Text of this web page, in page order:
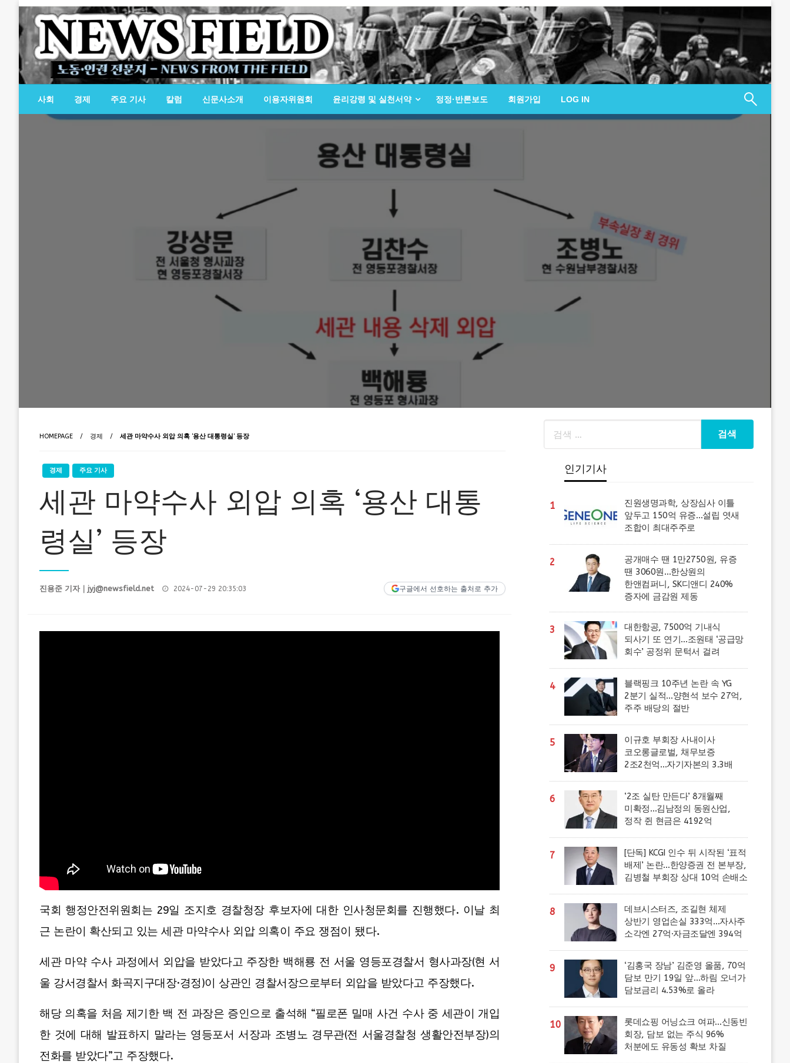
content
뉴스필드
노동·인권 전문지
사회 경제 주요 기사 칼럼 신문사소개 이용자위원회 윤리강령 및 실천서약 정정·반론보도 회원가입 LOG IN
HOMEPAGE 경제 세관 마약수사 외압 의혹 ‘용산 대통령실’ 등장
경제 주요 기사
세관 마약수사 외압 의혹 ‘용산 대통
령실’ 등장
구글에서 선호하는 출처로 추가
진용준 기자｜ jyj@newsfield.net
Posted
2024-07-29 20:35:03
국회 행정안전위원회는 29일 조지호 경찰청장 후보자에 대한 인사청문회를 진행했다. 이날 최
근 논란이 확산되고 있는 세관 마약수사 외압 의혹이 주요 쟁점이 됐다.
세관 마약 수사 과정에서 외압을 받았다고 주장한 백해룡 전 서울 영등포경찰서 형사과장(현 서
울 강서경찰서 화곡지구대장·경정)이 상관인 경찰서장으로부터 외압을 받았다고 주장했다.
해당 의혹을 처음 제기한 백 전 과장은 증인으로 출석해 “필로폰 밀매 사건 수사 중 세관이 개입
한 것에 대해 발표하지 말라는 영등포서 서장과 조병노 경무관(전 서울경찰청 생활안전부장)의
전화를 받았다”고 주장했다.
인기기사
1
진원생명과학, 상장심사 이틀
앞두고 150억 유증…설립 엿새
조합이 최대주주로
2
공개매수 땐 1만2750원, 유증
땐 3060원…한상원의
한앤컴퍼니, SK디앤디 240%
증자에 금감원 제동
3
대한항공, 7500억 기내식
되사기 또 연기…조원태 ‘공급망
회수’ 공정위 문턱서 걸려
4
블랙핑크 10주년 논란 속 YG
2분기 실적…양현석 보수 27억,
주주 배당의 절반
5
이규호 부회장 사내이사
코오롱글로벌, 채무보증
2조2천억…자기자본의 3.3배
6
‘2조 실탄 만든다’ 8개월째
미확정…김남정의 동원산업,
정작 쥔 현금은 4192억
7
[단독] KCGI 인수 뒤 시작된 ‘표적
배제’ 논란…한양증권 전 본부장,
김병철 부회장 상대 10억 손배소
8
데브시스터즈, 조길현 체제
상반기 영업손실 333억…자사주
소각엔 27억·자금조달엔 394억
9
‘김홍국 장남’ 김준영 올품, 70억
담보 만기 19일 앞…하림 오너가
담보금리 4.53%로 올라
10
롯데쇼핑 어닝쇼크 여파…신동빈
회장, 담보 없는 주식 96%
처분에도 유동성 확보 차질